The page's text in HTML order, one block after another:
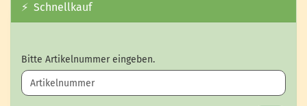
⚡ Schnellkauf
BITTE ARTIKELNUMMER EINGEBEN.
Bitte Artikelnummer eingeben.